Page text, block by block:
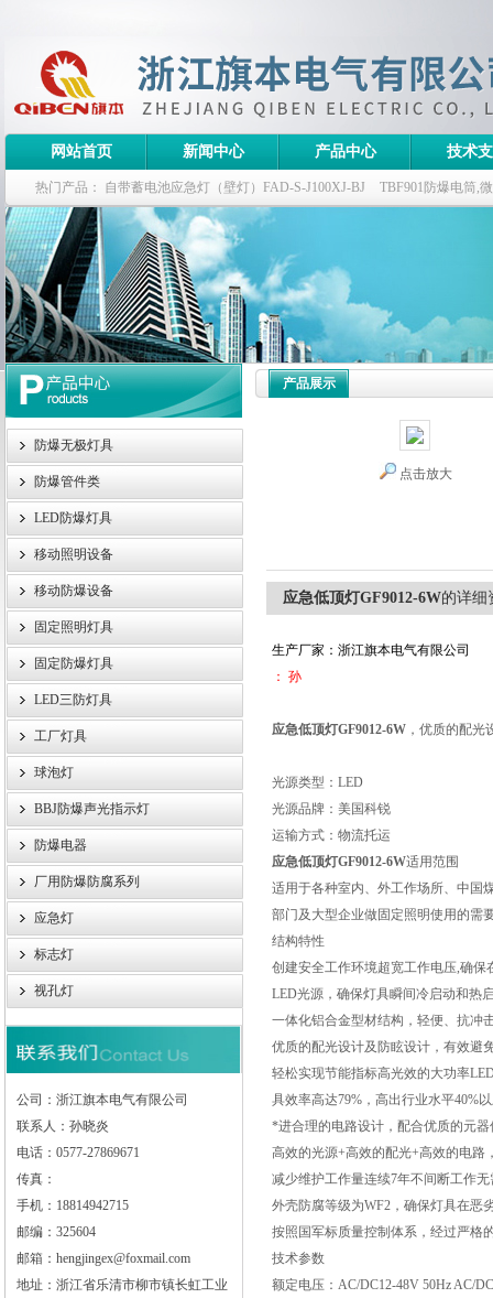
浙江旗本电气有限公司
网站首页 新闻中心 产品中心 技术
热门产品： 自带蓄电池应急灯（壁灯）FAD-S-J100XJ-BJ TBF901防爆电筒,
栏式无极灯 G9960-W120W长寿无极工厂灯,三防无极灯
防爆泛光灯
防爆无极灯具
防爆管件类
LED防爆灯具
移动照明设备
移动防爆设备
固定照明灯具
固定防爆灯具
LED三防灯具
工厂灯具
球泡灯
BBJ防爆声光指示灯
防爆电器
厂用防爆防腐系列
应急灯
标志灯
视孔灯
公司：浙江旗本电气有限公司
联系人：孙晓炎
电话：0577-27869671
传真：
手机：18814942715
邮编：325604
邮箱：hengjingex@foxmail.com
地址：浙江省乐清市柳市镇长虹工业
产品展示
点击放大
应急低顶灯GF9012-6W的详细
生产厂家：浙江旗本电气有限公司
： 孙
应急低顶灯GF9012-6W ，优质的配
光源类型：LED
光源品牌：美国科锐
运输方式：物流托运
应急低顶灯GF9012-6W适用范围
适用于各种室内、外工作场所、中国
部门及大型企业做固定照明使用的需
结构特性
创建安全工作环境超宽工作电压,确
LED光源，确保灯具瞬间冷启动和热
一体化铝合金型材结构，轻便、抗冲
优质的配光设计及防眩设计，有效避
轻松实现节能指标高光效的大功率
具效率高达79%，高出行业水平40%
*进合理的电路设计，配合优质的元
高效的光源+高效的配光+高效的电路
减少维护工作量连续7年不间断工作
外壳防腐等级为WF2，确保灯具在恶
按照国军标质量控制体系，经过严格
技术参数
额定电压：AC/DC12-48V 50Hz AC/